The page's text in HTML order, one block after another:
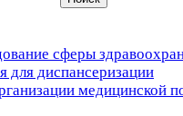
сферы
для диспансеризации
медицинской